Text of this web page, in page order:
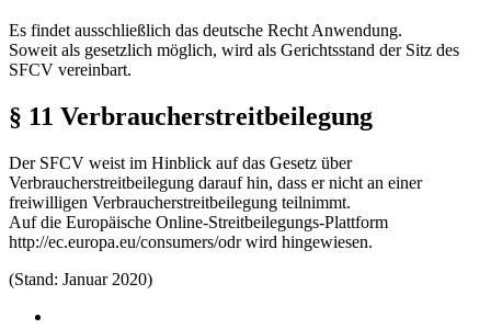
Es findet ausschließlich das deutsche Recht Anwendung.
Soweit als gesetzlich möglich, wird als Gerichtsstand der Sitz des
SFCV vereinbart.
§ 11 Verbraucherstreitbeilegung
Der SFCV weist im Hinblick auf das Gesetz über
Verbraucherstreitbeilegung darauf hin, dass er nicht an einer
freiwilligen Verbraucherstreitbeilegung teilnimmt.
Auf die Europäische Online-Streitbeilegungs-Plattform
http://ec.europa.eu/consumers/odr wird hingewiesen.
(Stand: Januar 2020)